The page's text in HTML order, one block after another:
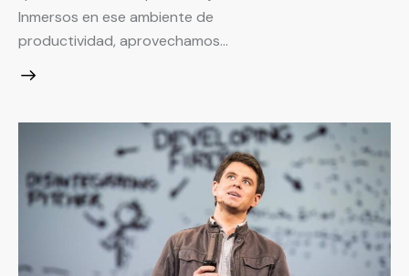
Inmersos en ese ambiente de
productividad, aprovechamos…